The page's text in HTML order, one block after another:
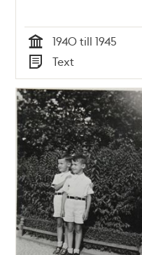
Tid
1940 till 1945
Typ
Text